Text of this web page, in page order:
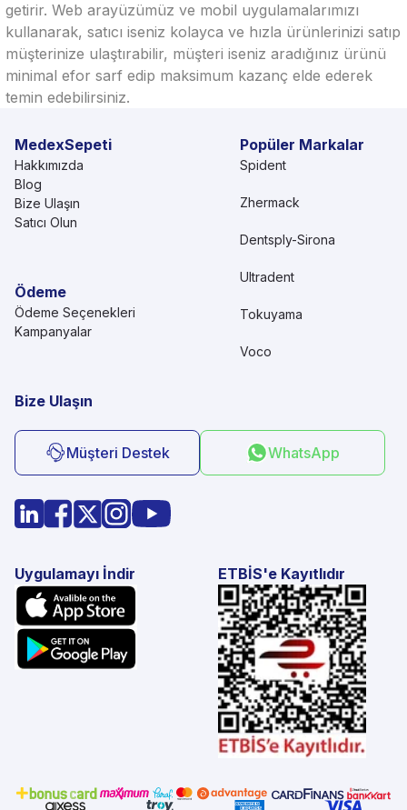
getirir. Web arayüzümüz ve mobil uygulamalarımızı
kullanarak, satıcı iseniz kolayca ve hızla ürünlerinizi satıp
müşterinize ulaştırabilir, müşteri iseniz aradığınız ürünü
minimal efor sarf edip maksimum kazanç elde ederek
temin edebilirsiniz.
MedexSepeti
Hakkımızda
Blog
Bize Ulaşın
Satıcı Olun
Ödeme
Ödeme Seçenekleri
Kampanyalar
Popüler Markalar
Spident
Zhermack
Dentsply-Sirona
Ultradent
Tokuyama
Voco
Bize Ulaşın
Müşteri Destek WhatsApp
Uygulamayı İndir ETBİS'e Kayıtlıdır